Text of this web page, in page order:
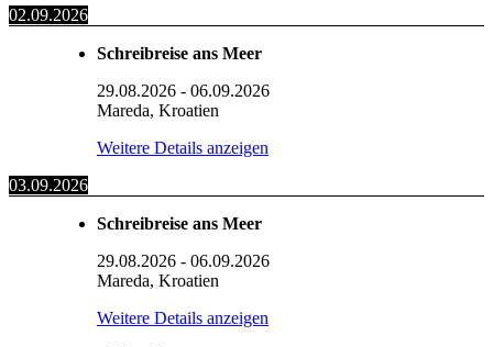
02.09.2026
Schreibreise ans Meer
29.08.2026 - 06.09.2026
Mareda, Kroatien
Weitere Details anzeigen
03.09.2026
Schreibreise ans Meer
29.08.2026 - 06.09.2026
Mareda, Kroatien
Weitere Details anzeigen